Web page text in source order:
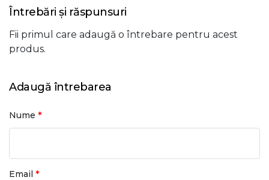
Întrebări și răspunsuri
Fii primul care adaugă o întrebare pentru acest
produs.
Adaugă întrebarea
Nume *
Email *